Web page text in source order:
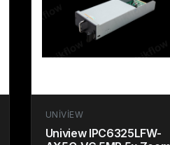
UNIVIEW
Uniview IPC6325LFW-